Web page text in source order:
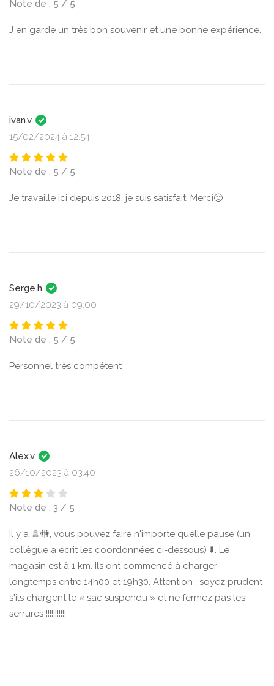
Note de : 5 / 5
J en garde un très bon souvenir et une bonne expérience.
ivan.v
15/02/2024 à 12:54
Note de : 5 / 5
Je travaille ici depuis 2018, je suis satisfait. Merci🙂
Serge.h
29/10/2023 à 09:00
Note de : 5 / 5
Personnel très compétent
Alex.v
26/10/2023 à 03:40
Note de : 3 / 5
Il y a 🚿🚻, vous pouvez faire n'importe quelle pause (un
collègue a écrit les coordonnées ci-dessous) ⬇️. Le
magasin est à 1 km. Ils ont commencé à charger
longtemps entre 14h00 et 19h30. Attention : soyez prudent
s'ils chargent le « sac suspendu » et ne fermez pas les
serrures !!!!!!!!!!!